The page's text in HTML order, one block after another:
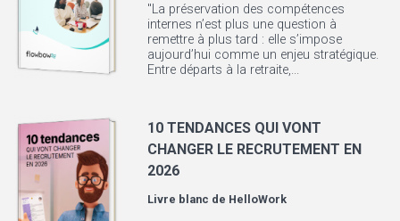
"La préservation des compétences
internes n’est plus une question à
remettre à plus tard : elle s’impose
aujourd’hui comme un enjeu stratégique.
Entre départs à la retraite,...
10 TENDANCES QUI VONT
CHANGER LE RECRUTEMENT EN
2026
Livre blanc de HelloWork